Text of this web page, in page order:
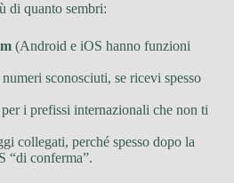
di quanto sembri:
(Android e iOS hanno funzioni
sconosciuti, se ricevi spesso
i prefissi internazionali che non ti
collegati, perché spesso dopo la
“di conferma”.